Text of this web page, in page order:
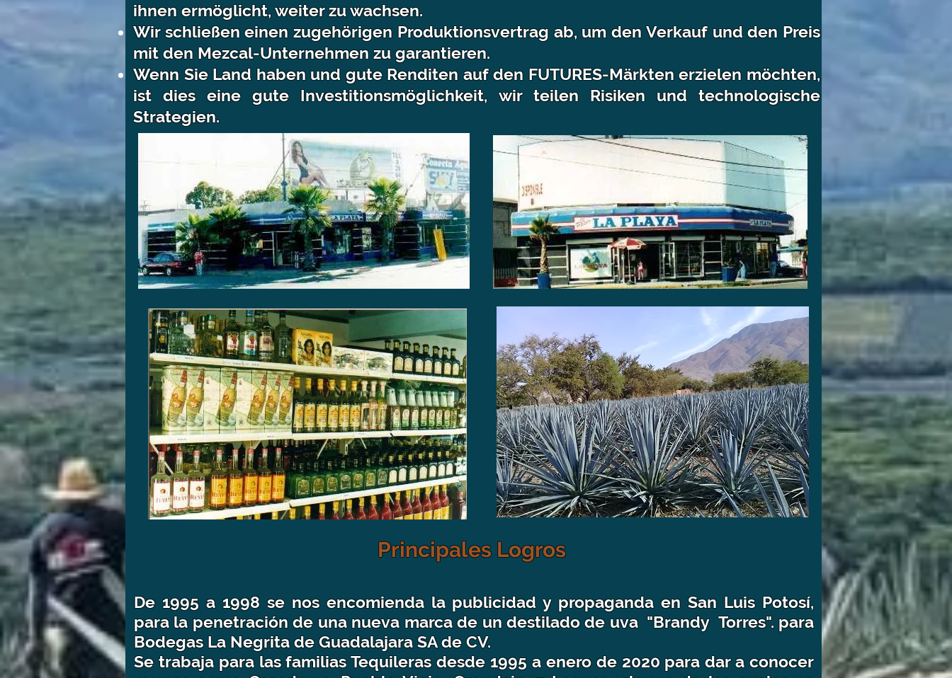
ihnen ermöglicht, weiter zu wachsen.
Wir schließen einen zugehörigen Produktionsvertrag ab, um den Verkauf und den Preis
mit den Mezcal-Unternehmen zu garantieren.
Wenn Sie Land haben und gute Renditen auf den FUTURES-Märkten erzielen möchten,
ist dies eine gute Investitionsmöglichkeit, wir teilen Risiken und technologische
Strategien.
Principales Logros
De 1995 a 1998 se nos encomienda la publicidad y propaganda en San Luis Potosí,
para la penetración de una nueva marca de un destilado de uva "Brandy Torres". para
Bodegas La Negrita de Guadalajara SA de CV.
Se trabaja para las familias Tequileras desde 1995 a enero de 2020para dar a conocer